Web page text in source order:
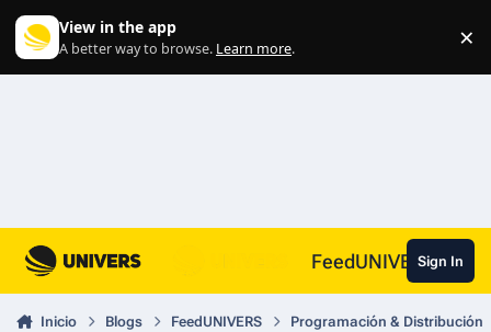
View in the app
A better way to browse. Learn more. ×
FeedUNIVERSSign In
Inicio Blogs FeedUNIVERS Programación & Distribución